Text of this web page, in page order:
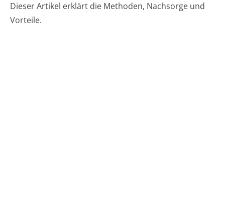
Dieser Artikel erklärt die Methoden, Nachsorge und
Vorteile.